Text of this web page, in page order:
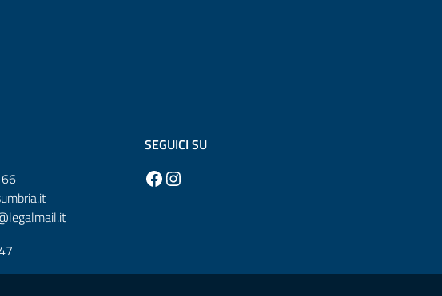
SEGUICI SU
Facebook